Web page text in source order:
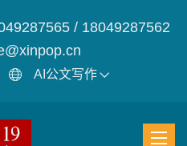
/ 18049287562
AI公文写作